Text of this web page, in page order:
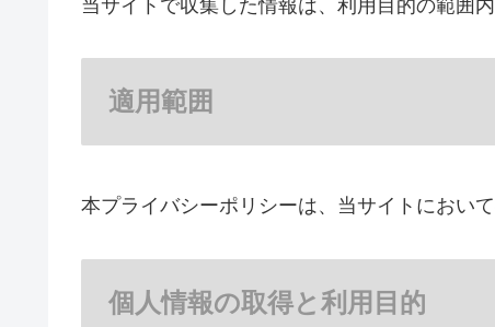
当サイトで収集した情報は、利用目的の範囲
適用範囲
本プライバシーポリシーは、当サイトにおいて
個人情報の取得と利用目的